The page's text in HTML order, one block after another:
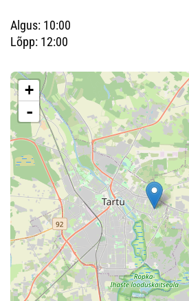
Algus: 10:00
Lõpp: 12:00
+
-